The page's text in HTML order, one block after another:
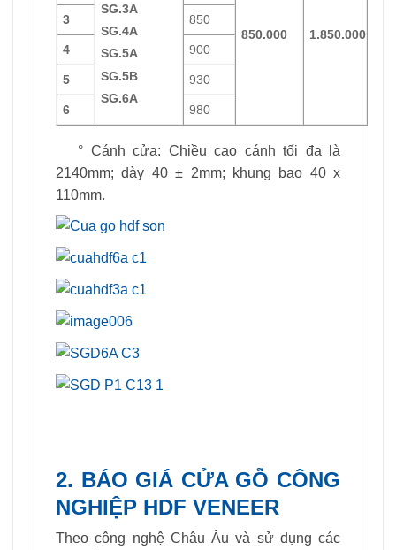
SG.3A
SG.4A
SG.5A
SG.5B
SG.6A
850.000 1.850.000
3 850
4 900
5 930
6 980
° Cánh cửa: Chiều cao cánh tối đa là
2140mm; dày 40 ± 2mm; khung bao 40 x
110mm.
2. BÁO GIÁ CỬA GỖ CÔNG
NGHIỆP HDF VENEER
Theo công nghệ Châu Âu và sử dụng các